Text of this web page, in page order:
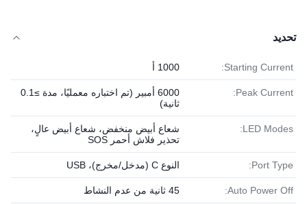
تحديد
Starting Current: 1000 أ
Peak Current:
6000 أمبير (تم اختباره معمليًا، مدة ≥0.1
ثانية)
LED Modes:
شعاع أبيض منخفض، شعاع أبيض عالٍ،
تحذير فلاش أحمر SOS
Port Type: النوع C (مدخل/مخرج)، USB
Auto Power Off: 45 ثانية من عدم النشاط